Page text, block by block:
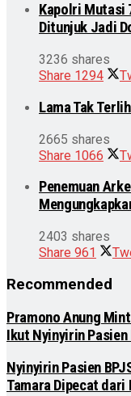
Kapolri Mutasi
Ditunjuk Jadi
3236 shares
Share 1294
Lama Tak
2665 shares
Share 1066
Penemuan
2403 shares
Share 961
Recommended
Pramono Anung
Ikut Nyinyirin Pasien
Nyinyirin Pasien
Tamara Dipecat dari